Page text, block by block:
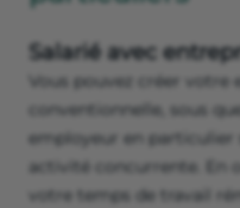
Salarié avec
Vous pouvez créer
conventionnelle, sous
employeur en particulier
activité concurrente. En
votre temps de travail